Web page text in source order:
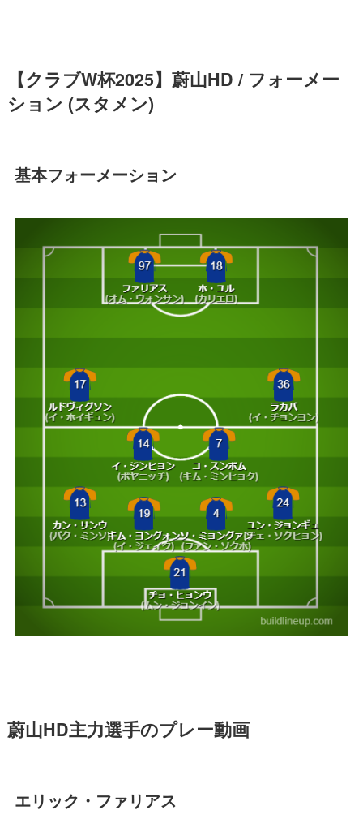
【クラブW杯2025】蔚山HD / フォーメー
ション (スタメン)
基本フォーメーション
蔚山HD主力選手のプレー動画
エリック・ファリアス